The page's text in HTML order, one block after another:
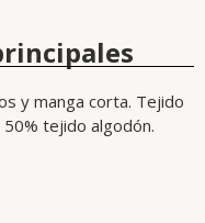
y manga corta. Tejido
tejido algodón.